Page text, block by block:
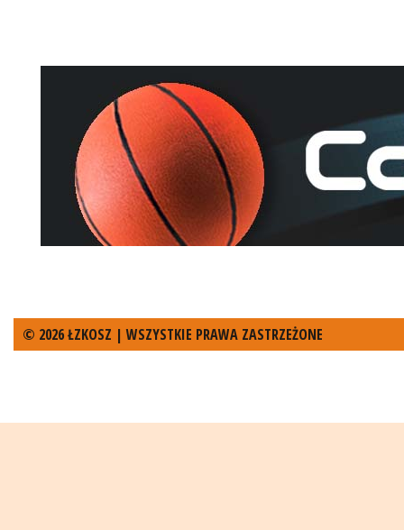
© 2026 ŁZKOSZ | WSZYSTKIE PRAWA ZASTRZEŻONE